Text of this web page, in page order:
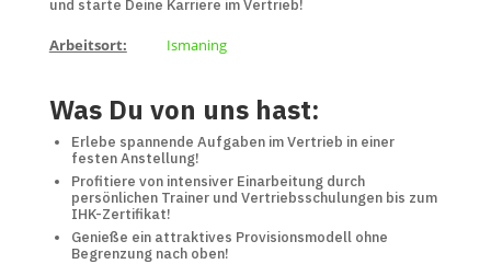
und starte Deine Karriere im Vertrieb!
Arbeitsort: Ismaning
Was Du von uns hast:
Erlebe spannende Aufgaben im Vertrieb in einer
festen Anstellung!
Profitiere von intensiver Einarbeitung durch
persönlichen Trainer und Vertriebsschulungen bis zum
IHK-Zertifikat!
Genieße ein attraktives Provisionsmodell ohne
Begrenzung nach oben!